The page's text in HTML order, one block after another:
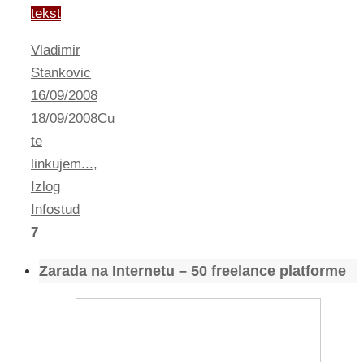
tekst
Vladimir
Stankovic
16/09/2008
18/09/2008Cu
te
linkujem...,
Izlog
Infostud
7
Zarada na Internetu – 50 freelance platforme